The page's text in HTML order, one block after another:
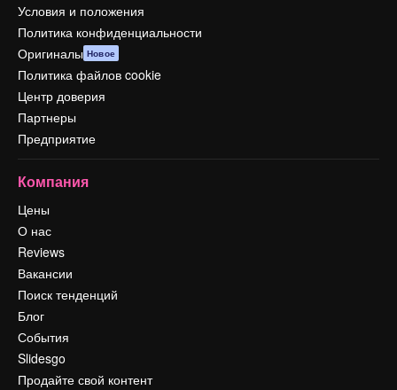
Условия и положения
Политика конфиденциальности
Оригиналы Новое
Политика файлов cookie
Центр доверия
Партнеры
Предприятие
Компания
Цены
О нас
Reviews
Вакансии
Поиск тенденций
Блог
События
Slidesgo
Продайте свой контент